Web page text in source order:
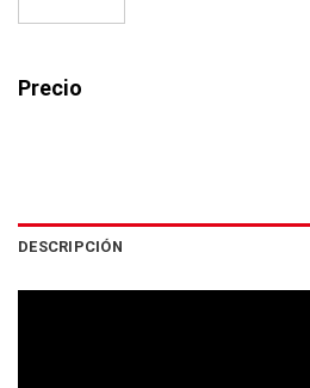
Precio
DESCRIPCIÓN